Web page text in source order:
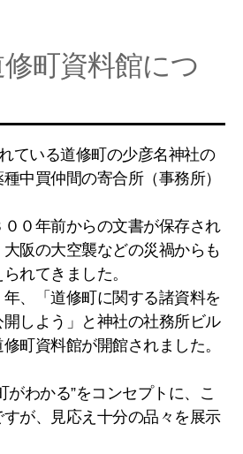
町資料館につ
ている道修町の少彦名神社の
中買仲間の寄合所（事務所）
０年前からの文書が保存され
阪の大空襲などの災禍からも
れてきました。
年、「道修町に関する諸資料を
しよう」と神社の社務所ビル
町資料館が開館されました。
がわかる”をコンセプトに、こ
すが、見応え十分の品々を展示